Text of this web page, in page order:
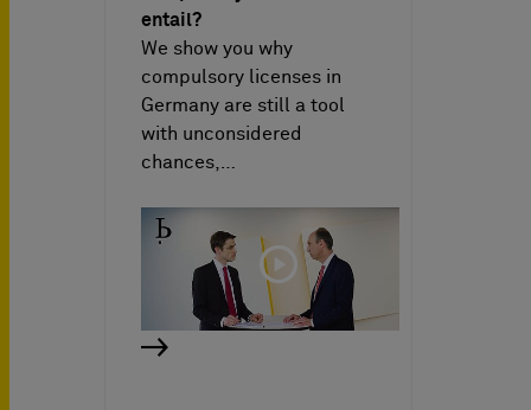
entail?
We show you why
compulsory licenses in
Germany are still a tool
with unconsidered
chances,…